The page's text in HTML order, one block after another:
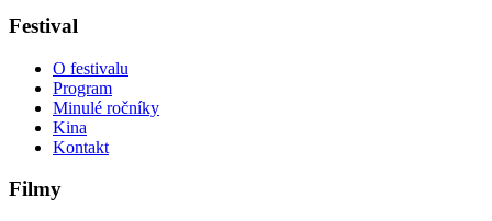
Festival
O festivalu
Program
Minulé ročníky
Kina
Kontakt
Filmy